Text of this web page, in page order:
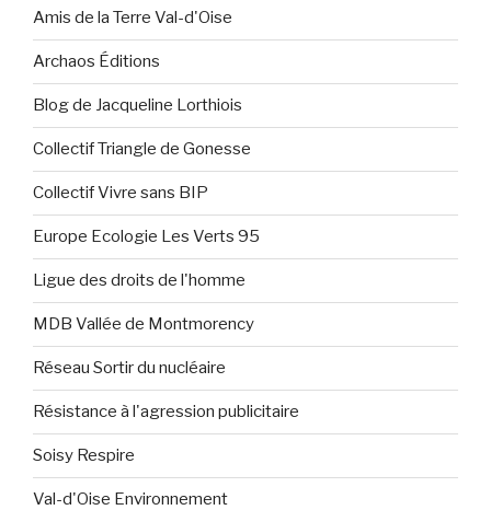
Amis de la Terre Val-d'Oise
Archaos Éditions
Blog de Jacqueline Lorthiois
Collectif Triangle de Gonesse
Collectif Vivre sans BIP
Europe Ecologie Les Verts 95
Ligue des droits de l'homme
MDB Vallée de Montmorency
Réseau Sortir du nucléaire
Résistance à l'agression publicitaire
Soisy Respire
Val-d'Oise Environnement